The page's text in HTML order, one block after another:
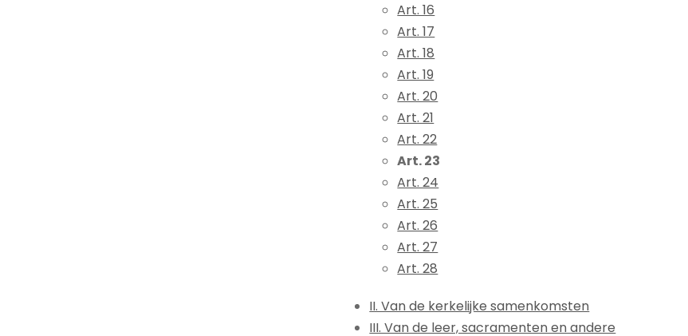
Art. 16
Art. 17
Art. 18
Art. 19
Art. 20
Art. 21
Art. 22
Art. 23
Art. 24
Art. 25
Art. 26
Art. 27
Art. 28
II. Van de kerkelijke samenkomsten
III. Van de leer, sacramenten en andere